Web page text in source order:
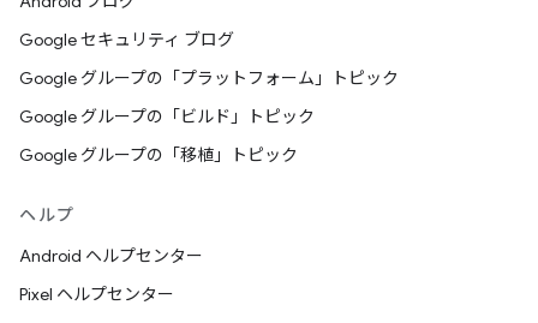
Google セキュリティ ブログ
Google グループの「プラットフォーム」トピック
Google グループの「ビルド」トピック
Google グループの「移植」トピック
ヘルプ
Android ヘルプセンター
Pixel ヘルプセンター